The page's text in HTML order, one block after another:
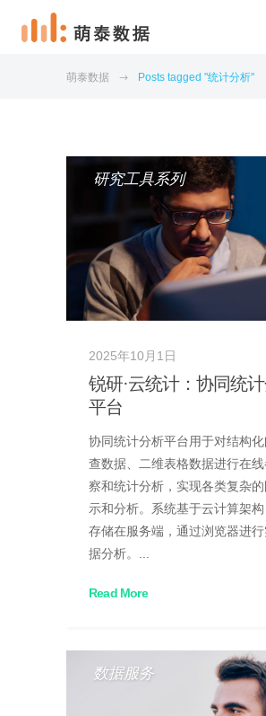
萌泰数据 Posts tagged "统计分析"
研究工具系列
2025年10月1日
锐研·云统计：协同统
平台
协同统计分析平台用于对结构化
查数据、二维表格数据进行在
察和统计分析，实现各类复杂的
示和分析。系统基于云计算架
存储在服务端，通过浏览器进
据分析。...
Read More
数据服务